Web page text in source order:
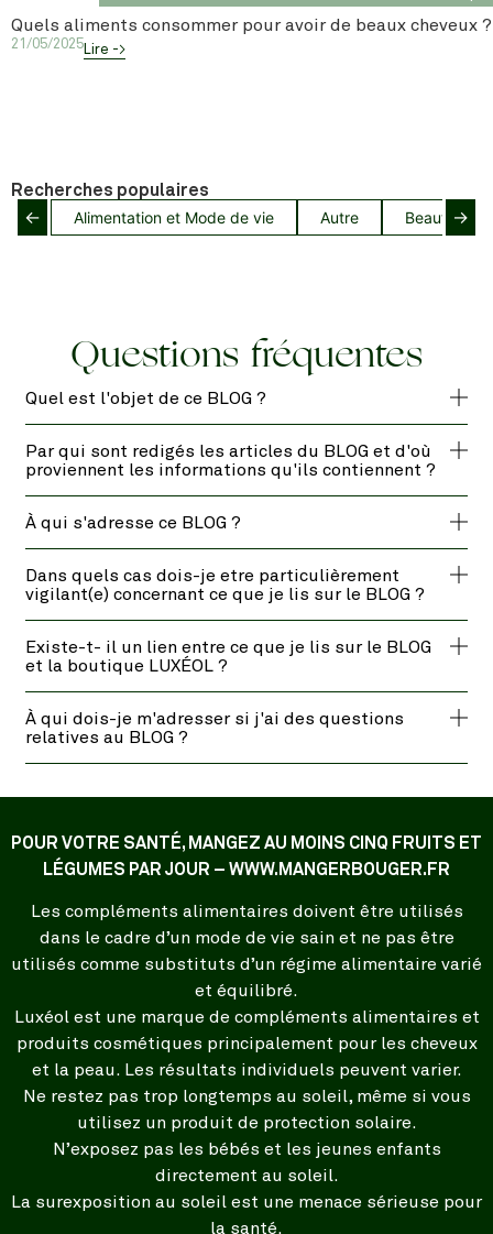
Quels aliments consommer pour avoir de beaux cheveux ?
21/05/2025Lire ->
Recherches populaires
← Alimentation et Mode de vie Autre Beauté→
Questions fréquentes
Quel est l'objet de ce BLOG ?
Par qui sont redigés les articles du BLOG et d'où
proviennent les informations qu'ils contiennent ?
À qui s'adresse ce BLOG ?
Dans quels cas dois-je etre particulièrement
vigilant(e) concernant ce que je lis sur le BLOG ?
Existe-t- il un lien entre ce que je lis sur le BLOG
et la boutique LUXÉOL ?
À qui dois-je m'adresser si j'ai des questions
relatives au BLOG ?
POUR VOTRE SANTÉ, MANGEZ AU MOINS CINQ FRUITS ET
LÉGUMES PAR JOUR – WWW.MANGERBOUGER.FR
Les compléments alimentaires doivent être utilisés
dans le cadre d’un mode de vie sain et ne pas être
utilisés comme substituts d’un régime alimentaire varié
et équilibré.
Luxéol est une marque de compléments alimentaires et
produits cosmétiques principalement pour les cheveux
et la peau. Les résultats individuels peuvent varier.
Ne restez pas trop longtemps au soleil, même si vous
utilisez un produit de protection solaire.
N’exposez pas les bébés et les jeunes enfants
directement au soleil.
La surexposition au soleil est une menace sérieuse pour
la santé.